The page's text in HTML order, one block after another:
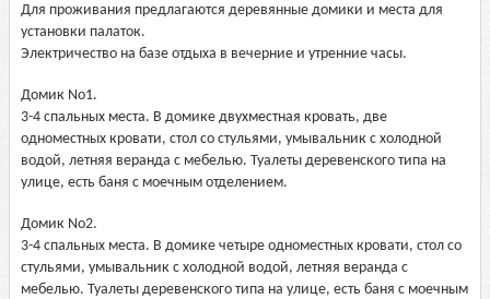
Для проживания предлагаются деревянные домики и места для
установки палаток.
Электричество на базе отдыха в вечерние и утренние часы.
Домик No1.
3-4 спальных места. В домике двухместная кровать, две
одноместных кровати, стол со стульями, умывальник с холодной
водой, летняя веранда с мебелью. Туалеты деревенского типа на
улице, есть баня с моечным отделением.
Домик No2.
3-4 спальных места. В домике четыре одноместных кровати, стол со
стульями, умывальник с холодной водой, летняя веранда с
мебелью. Туалеты деревенского типа на улице, есть баня с моечным